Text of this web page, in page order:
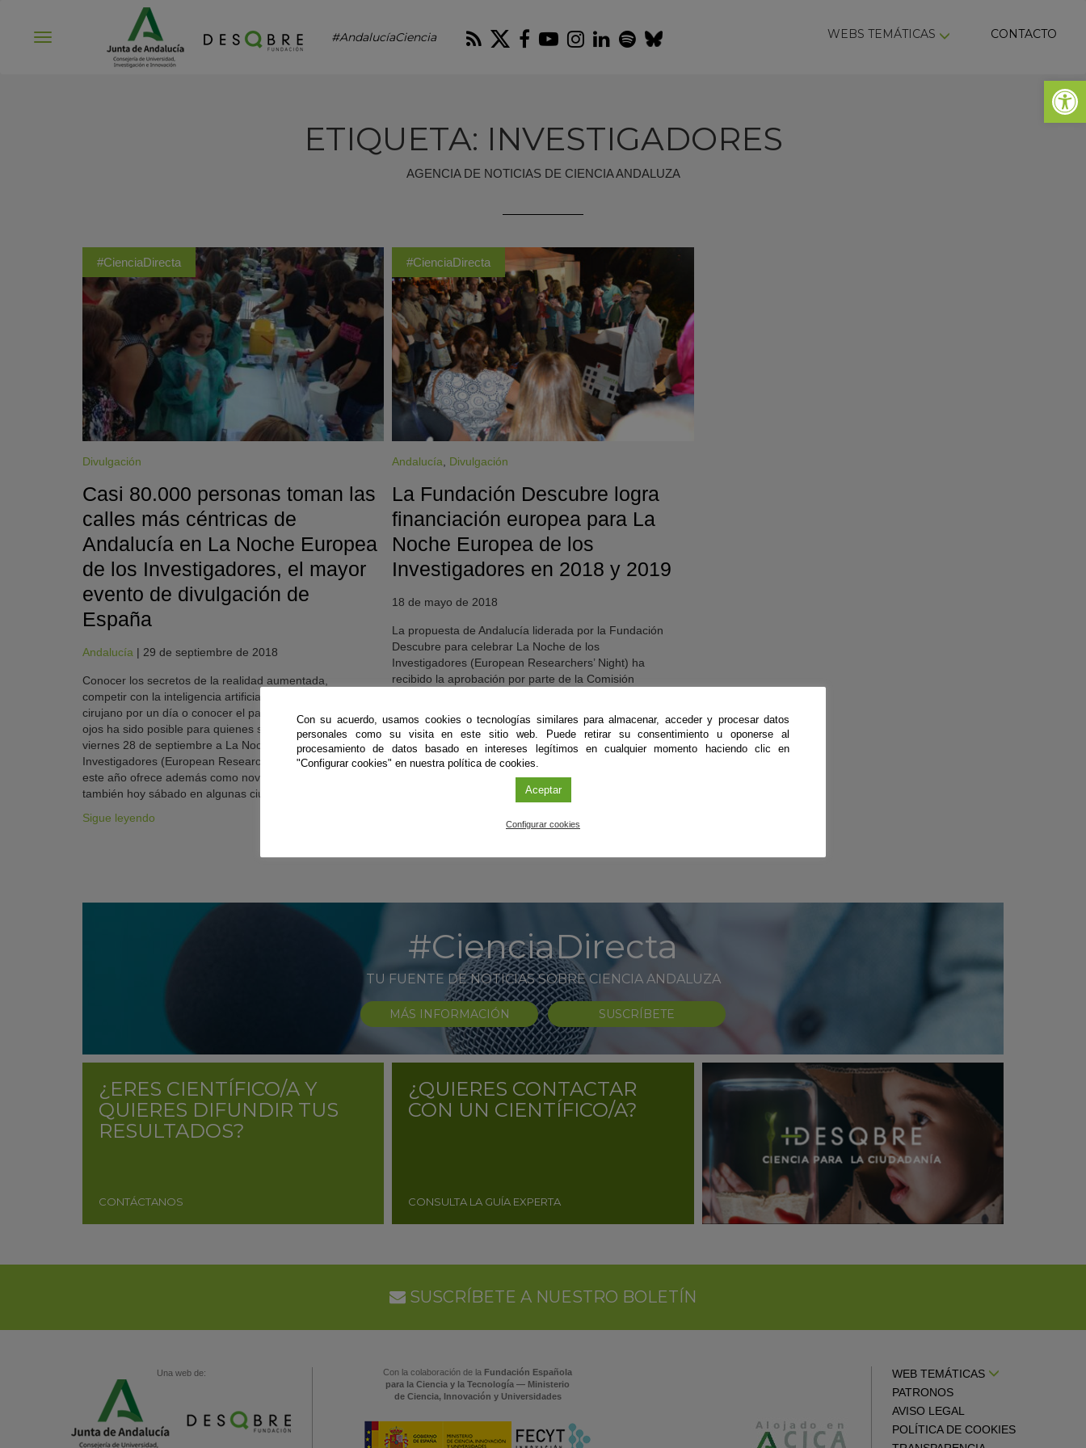
Abrir
#AndalucíaCiencia RSS Twitter
Facebook
Youtube
Instagram
LinkedIn
Spotify
Bluesky WEBS TEMÁTICAS CONTACTO
ETIQUETA: INVESTIGADORES
AGENCIA DE NOTICIAS DE CIENCIA ANDALUZA
#CienciaDirecta
Divulgación
Casi 80.000 personas toman las
calles más céntricas de
Andalucía en La Noche Europea
de los Investigadores, el mayor
evento de divulgación de
España
Andalucía | 29 de septiembre de 2018
Conocer los secretos de la realidad aumentada,
competir con la inteligencia artificial, jugar a ser
cirujano por un día o conocer el patrimonio con otros
ojos ha sido posible para quienes se acercaron ayer
viernes 28 de septiembre a La Noche Europea de los
Investigadores (European Researchers’ Night), que
este año ofrece además como novedad actividades
también hoy sábado en algunas ciudades.
Sigue leyendo
#CienciaDirecta
Andalucía Divulgación
La Fundación Descubre logra
financiación europea para La
Noche Europea de los
Investigadores en 2018 y 2019
18 de mayo de 2018
La propuesta de Andalucía liderada por la Fundación
Descubre para celebrar La Noche de los
Investigadores (European Researchers’ Night) ha
recibido la aprobación por parte de la Comisión
científicas andaluzas de las ocho provincias, obtiene el
respaldo europeo con 202.000 euros para la
divulgación andaluza, además de los recursos propios
de las instituciones organizadoras, lo que permitirá que
la Comunidad autónoma celebre de nuevo La Noche.
#CienciaDirecta
TU FUENTE DE NOTICIAS SOBRE CIENCIA ANDALUZA
MÁS INFORMACIÓN SUSCRÍBETE
¿ERES CIENTÍFICO/A Y
QUIERES DIFUNDIR TUS
RESULTADOS?
CONTÁCTANOS
¿QUIERES CONTACTAR
CON UN CIENTÍFICO/A?
CONSULTA LA GUÍA EXPERTA
SUSCRÍBETE A NUESTRO BOLETÍN
Una web de: Con la colaboración de la Fundación Española
para la Ciencia y la Tecnología — Ministerio
de Ciencia, Innovación y Universidades
WEB TEMÁTICAS
PATRONOS
AVISO LEGAL
POLÍTICA DE COOKIES
Con su acuerdo, usamos cookies o tecnologías similares para almacenar, acceder y procesar datos
personales como su visita en este sitio web. Puede retirar su consentimiento u oponerse al
procesamiento de datos basado en intereses legítimos en cualquier momento haciendo clic en
"Configurar cookies" en nuestra política de cookies.
Aceptar
Configurar cookies